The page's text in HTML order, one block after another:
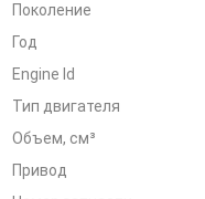
Поколение
Год
Engine Id
Тип двигателя
Объем, см³
Привод